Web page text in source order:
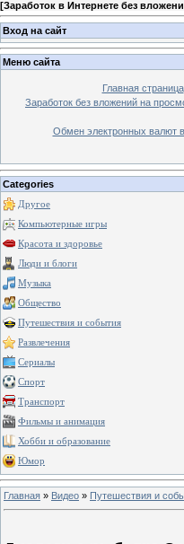
[Заработок в Интернете без
Вход на сайт
Меню сайта
Главная страница
Заработок без вложений на
Обмен электронных валют
Categories
Другое
Компьютерные игры
Красота и здоровье
Люди и блоги
Музыка
Общество
Путешествия и события
Развлечения
Сериалы
Спорт
Транспорт
Фильмы и анимация
Хобби и образование
Юмор
Главная » Видео » Путешествия и